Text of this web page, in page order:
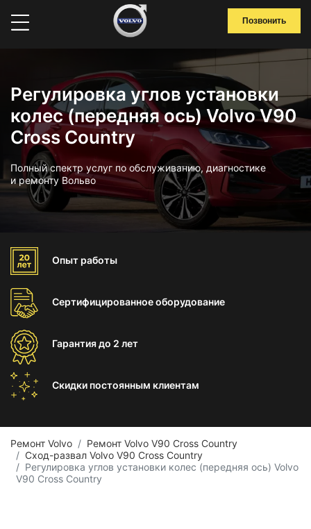
Позвонить
Регулировка углов установки
колес (передняя ось) Volvo V90
Cross Country
Полный спектр услуг по обслуживанию, диагностике
и ремонту Вольво
Опыт работы
Сертифицированноеоборудование
Гарантиядо 2 лет
Скидки постоянным клиентам
Ремонт Volvo
Ремонт Volvo V90 Cross Country
Сход-развал Volvo V90 Cross Country
Регулировка углов установки колес (передняя ось) Volvo
V90 Cross Country